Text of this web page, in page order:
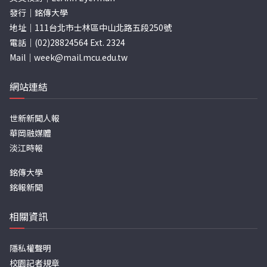
發行｜銘傳大學
地址｜111台北市士林區中山北路五段250號
電話｜(02)28824564 Ext. 2324
Mail｜ week@mail.mcu.edu.tw
網站連結
世新新聞人報
華岡融媒體
淡江時報
銘傳大學
銘報新聞
相關資訊
隱私權聲明
校園記者規章